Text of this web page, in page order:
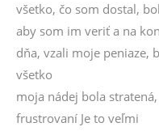
všetko, čo som dostal,
aby som im veriť a na
dňa, vzali moje peniaze,
všetko
moja nádej bola
frustrovaní Je to veľmi